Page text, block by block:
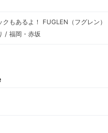
クもあるよ！ FUGLEN（フグレン）
/ 福岡・赤坂